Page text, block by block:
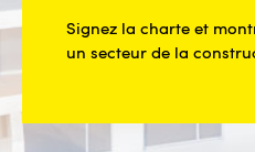
Signez la charte et
un secteur de la